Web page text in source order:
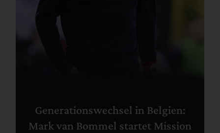
Generationswechsel in Belgien:
Mark van Bommel startet Mission